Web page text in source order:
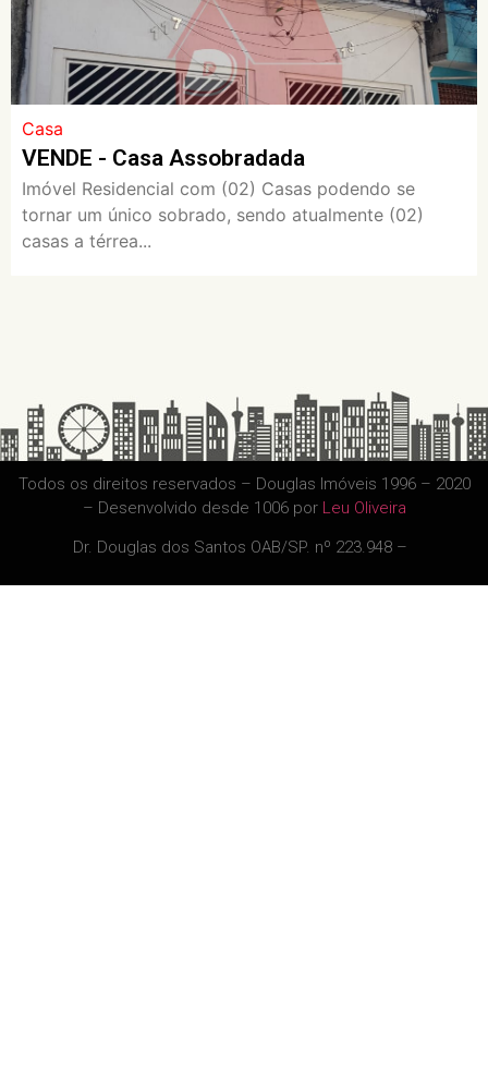
Casa
VENDE - Casa Assobradada
Imóvel Residencial com (02) Casas podendo se
tornar um único sobrado, sendo atualmente (02)
casas a térrea...
Todos os direitos reservados – Douglas Imóveis 1996 – 2020
– Desenvolvido desde 1006 por Leu Oliveira
Dr. Douglas dos Santos OAB/SP. nº 223.948 –